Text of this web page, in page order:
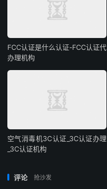
FCC认证是什么认证-FCC认证代
办理机构
空气消毒机3C认证_3C认证办理
_3C认证机构
评论 抢沙发